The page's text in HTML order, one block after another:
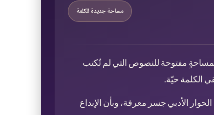
مساحة جديدة للكلمة
مفتوحة للنصوص التي لم تُكتب
الكلمة حيّة.
الأدبي جسر معرفة، وبأن الإبداع